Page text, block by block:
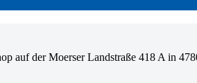
auf der Moerser Landstraße 418 A in